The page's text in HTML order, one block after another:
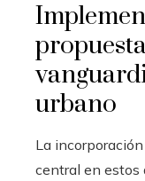
urbano
La
central en estos